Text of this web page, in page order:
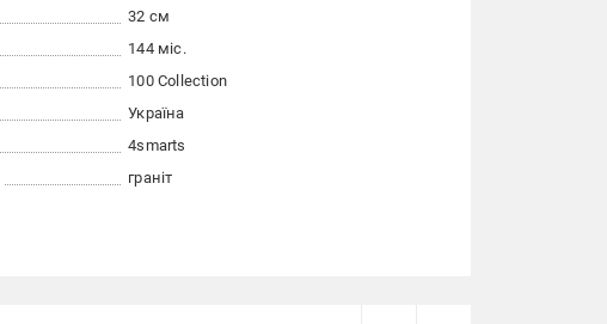
32 см
144 міс.
100 Collection
Україна
4smarts
граніт